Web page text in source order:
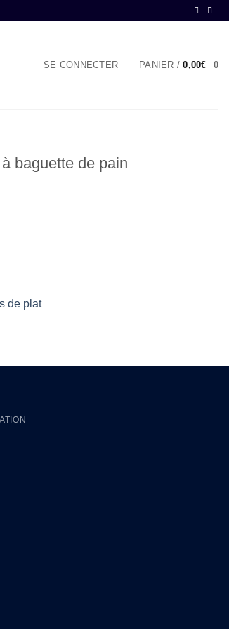
SE CONNECTER PANIER /0,00€ 0
baguette de pain
de plat